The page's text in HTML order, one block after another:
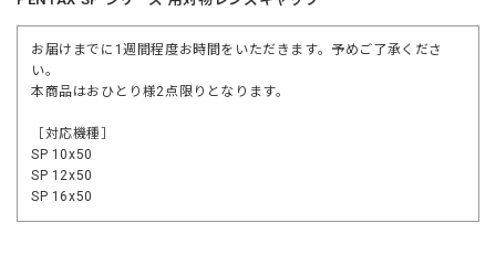
お届けまでに1週間程度お時間をいただきます。予めご了承くださ
い。
本商品はおひとり様2点限りとなります。
［対応機種］
SP 10x50
SP 12x50
SP 16x50